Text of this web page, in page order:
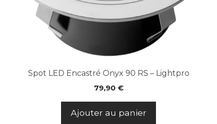
Spot LED Encastré Onyx 90 RS – Lightpro
79,90 €
Ajouter au panier